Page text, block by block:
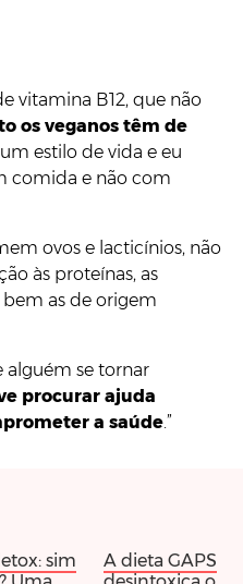
vitamina B12, que não
os veganos têm de
um estilo de vida e eu
comida e não com
ovos e lacticínios, não
às proteínas, as
as de origem
alguém se tornar
procurar ajuda
a saúde.”
sim
A dieta GAPS